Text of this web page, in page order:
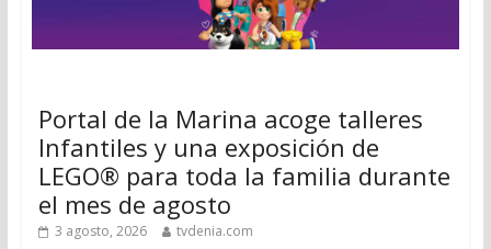
Portal de la Marina acoge talleres
Infantiles y una exposición de
LEGO® para toda la familia durante
el mes de agosto
3 agosto, 2026 tvdenia.com